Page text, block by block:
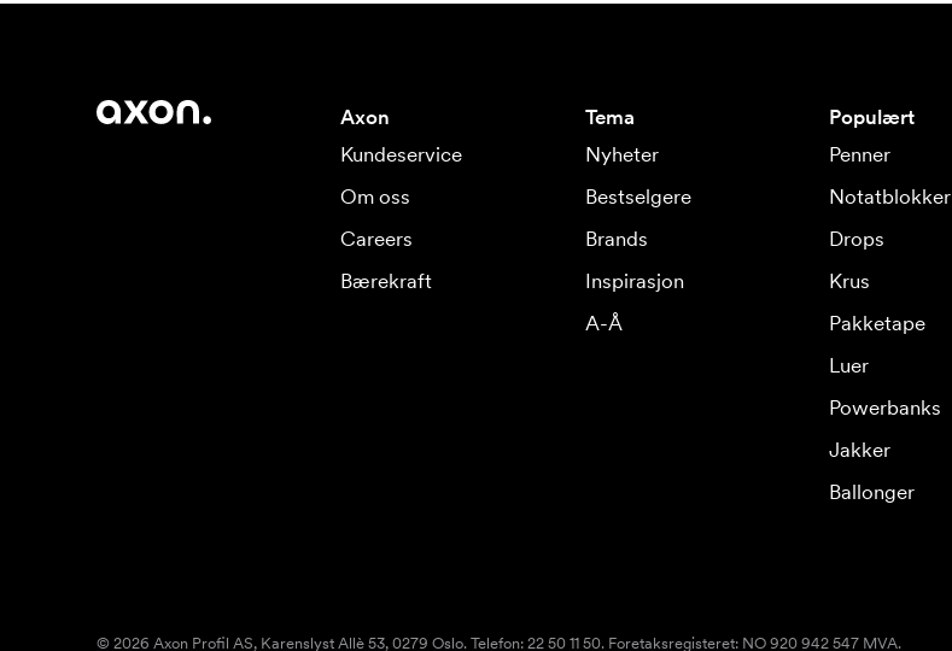
Axon
Kundeservice
Om oss
Careers
Bærekraft
Tema
Nyheter
Bestselgere
Brands
Inspirasjon
A-Å
Populært
Penner
Notatblokker
Drops
Krus
Pakketape
Luer
Powerbanks
Jakker
Ballonger
© 2026 Axon Profil AS, Karenslyst Allè 53, 0279 Oslo. Telefon: 22 50 11 50. Foretaksregisteret: NO 920 942 547 MVA.